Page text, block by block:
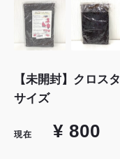
【未開封】クロ
サイズ
現在 ¥ 800